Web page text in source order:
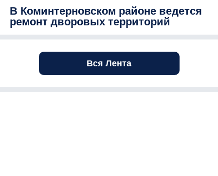
В Коминтерновском районе ведется
ремонт дворовых территорий
Вся Лента